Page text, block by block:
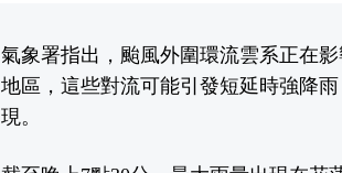
氣象署指出，颱風外圍環流雲系正在
地區，這些對流可能引發短延時強降
現。